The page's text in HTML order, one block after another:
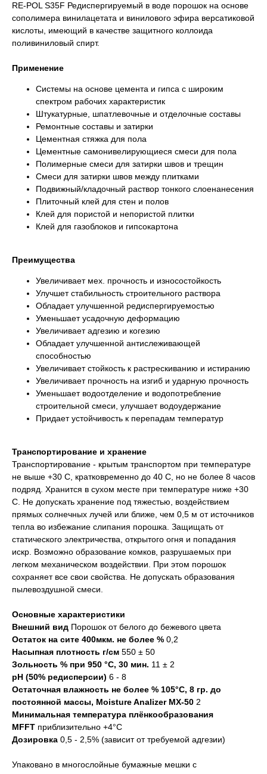
RE-POL S35F Редиспергируемый в воде порошок на основе
сополимера винилацетата и винилового эфира версатиковой
кислоты, имеющий в качестве защитного коллоида
поливиниловый спирт.
Применение
Системы на основе цемента и гипса с широким
спектром рабочих характеристик
Штукатурные, шпатлевочные и отделочные составы
Ремонтные составы и затирки
Цементная стяжка для пола
Цементные самонивелирующиеся смеси для пола
Полимерные смеси для затирки швов и трещин
Смеси для затирки швов между плитками
Подвижный/кладочный раствор тонкого слоенанесения
Плиточный клей для стен и полов
Клей для пористой и непористой плитки
Клей для газоблоков и гипсокартона
Преимущества
Увеличивает мех. прочность и износостойкость
Улучшет стабильность строительного раствора
Обладает улучшенной редиспергируемостью
Уменьшает усадочную деформацию
Увеличивает адгезию и когезию
Обладает улучшенной антислеживающей
способностью
Увеличивает стойкость к растрескиванию и истиранию
Увеличивает прочность на изгиб и ударную прочность
Уменьшает водоотделение и водопотребление
строительной смеси, улучшает водоудержание
Придает устойчивость к перепадам температур
Транспортирование и хранение
Транспортирование - крытым транспортом при температуре
не выше +30 С, кратковременно до 40 С, но не более 8 часов
подряд. Хранится в сухом месте при температуре ниже +30
С. Не допускать хранение под тяжестью, воздействием
прямых солнечных лучей или ближе, чем 0,5 м от источников
тепла во избежание слипания порошка. Защищать от
статического электричества, открытого огня и попадания
искр. Возможно образование комков, разрушаемых при
легком механическом воздействии. При этом порошок
сохраняет все свои свойства. Не допускать образования
пылевоздушной смеси.
Основные характеристики
Внешний вид Порошок от белого до бежевого цвета
Остаток на сите 400мкм. не более % 0,2
Насыпная плотность г/см 550 ± 50
Зольность % при 950 °С, 30 мин. 11 ± 2
pH (50% редисперсии) 6 - 8
Остаточная влажность не более % 105°C, 8 гр. до
постоянной массы, Moisture Analizer MX-50 2
Минимальная температура плёнкообразования
MFFT приблизительно +4°C
Дозировка 0,5 - 2,5% (зависит от требуемой адгезии)
Упаковано в многослойные бумажные мешки с